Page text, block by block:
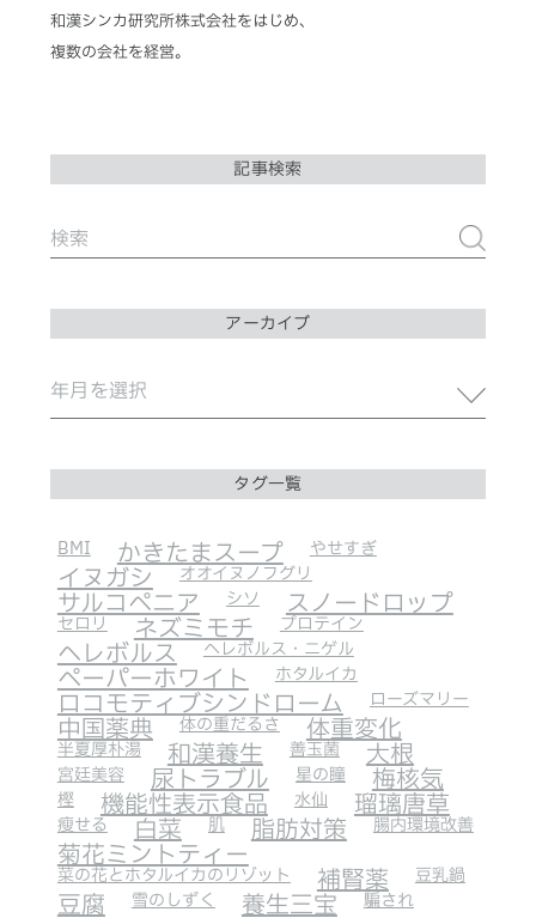
和漢シンカ研究所株式会社をはじめ、
複数の会社を経営。
記事検索
アーカイブ
タグ一覧
BMI かきたまスープ やせすぎ
イヌガシ オオイヌノフグリ
サルコペニア シソ スノードロップ
セロリ ネズミモチ プロテイン
ヘレボルス ヘレボルス・ニゲル
ペーパーホワイト ホタルイカ
ロコモティブシンドローム ローズマリー
中国薬典 体の重だるさ 体重変化
半夏厚朴湯 和漢養生 善玉菌 大根
宮廷美容 尿トラブル 星の瞳 梅核気
樫 機能性表示食品 水仙 瑠璃唐草
瘦せる 白菜 肌 脂肪対策 腸内環境改善
菊花ミントティー
菜の花とホタルイカのリゾット 補腎薬 豆乳鍋
豆腐 雪のしずく 養生三宝 騙され